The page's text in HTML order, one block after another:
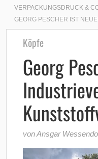
VERPACKUNGSDRUCK &
GEORG PESCHER IST
Köpfe
Georg
von Ansgar